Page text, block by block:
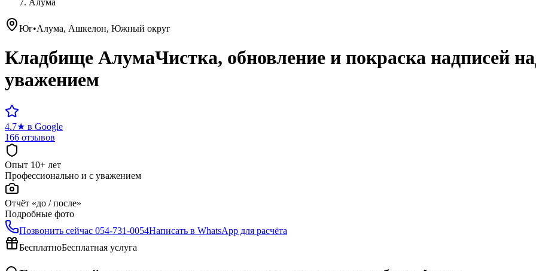
Алума
Юг•Алума, Ашкелон, Южный округ
Кладбище АлумаЧистка, обновление и покраска надписей
уважением
4.7★ в Google
166 отзывов
Опыт 10+ лет
Профессионально и с уважением
Отчёт «до / после»
Подробные фото
Позвонить сейчас 054-731-0054Написать в WhatsApp для расчёта
БесплатноБесплатная услуга